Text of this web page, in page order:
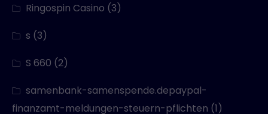
Ringospin Casino (3)
s (3)
S 660 (2)
samenbank-samenspende.depaypal-
finanzamt-meldungen-steuern-pflichten (1)